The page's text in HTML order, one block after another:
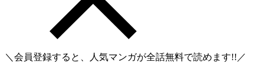
＼会員登録すると、人気マンガが全話無料で読めます!!／